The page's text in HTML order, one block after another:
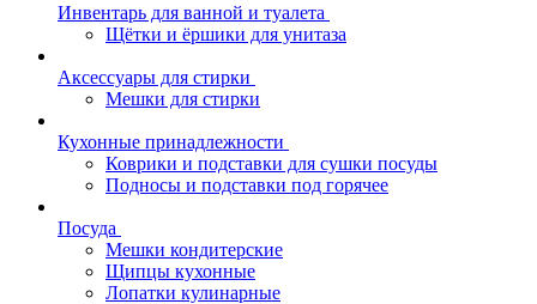
Инвентарь для ванной и туалета
Щётки и ёршики для унитаза
Аксессуары для стирки
Мешки для стирки
Кухонные принадлежности
Коврики и подставки для сушки посуды
Подносы и подставки под горячее
Посуда
Мешки кондитерские
Щипцы кухонные
Лопатки кулинарные